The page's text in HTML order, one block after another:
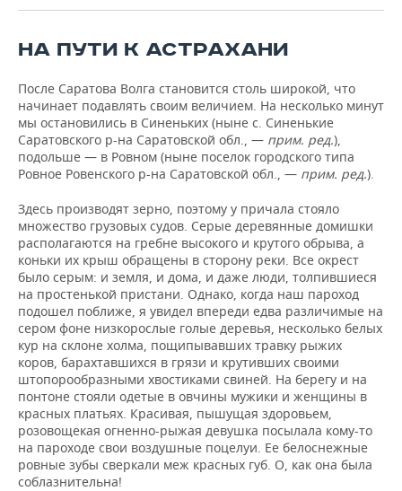
ОТКРЫТАЯ ЛЕКЦИЯ
БАСКЕТБОЛ
ВОЛЕЙБОЛ
КИБЕРСПОРТ
ФИГУРНОЕ КАТАНИЕ
ВОДНЫЕ ВИДЫ СПОРТА
ХОККЕЙ С МЯЧОМ
ИНФРАСТРУКТУРА
ИСТОРИЯ
КУЛЬТУРА
ОБРАЗОВАНИЕ
ПРОИСШЕСТВИЯ
СПИСОК ПЕРСОН
СПИСОК КОМПАНИЙ
ПОЛНАЯ ВЕРСИЯ
НА ПУТИ К АСТРАХАНИ
После Саратова Волга становится столь широкой, что
начинает подавлять своим величием. На несколько минут
мы остановились в Синеньких (ныне с. Синенькие
Саратовского р-на Саратовской обл., — прим. ред.),
подольше — в Ровном (ныне поселок городского типа
Ровное Ровенского р-на Саратовской обл., — прим. ред.).
Здесь производят зерно, поэтому у причала стояло
множество грузовых судов. Серые деревянные домишки
располагаются на гребне высокого и крутого обрыва, а
коньки их крыш обращены в сторону реки. Все окрест
было серым: и земля, и дома, и даже люди, толпившиеся
на простенькой пристани. Однако, когда наш пароход
подошел поближе, я увидел впереди едва различимые на
сером фоне низкорослые голые деревья, несколько белых
кур на склоне холма, пощипывавших травку рыжих
коров, барахтавшихся в грязи и крутивших своими
штопорообразными хвостиками свиней. На берегу и на
понтоне стояли одетые в овчины мужики и женщины в
красных платьях. Красивая, пышущая здоровьем,
розовощекая огненно-рыжая девушка посылала кому-то
на пароходе свои воздушные поцелуи. Ее белоснежные
ровные зубы сверкали меж красных губ. О, как она была
соблазнительна!